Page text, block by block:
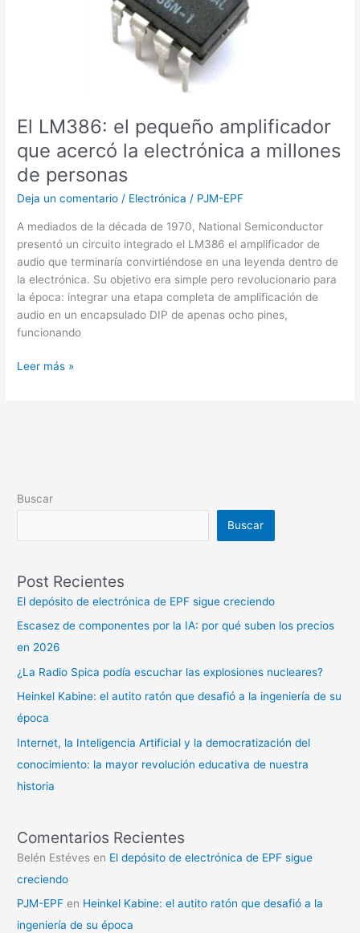
El LM386: el pequeño amplificador
que acercó la electrónica a millones
de personas
Deja un comentario / Electrónica / PJM-EPF
A mediados de la década de 1970, National Semiconductor
presentó un circuito integrado el LM386 el amplificador de
audio que terminaría convirtiéndose en una leyenda dentro de
la electrónica. Su objetivo era simple pero revolucionario para
la época: integrar una etapa completa de amplificación de
audio en un encapsulado DIP de apenas ocho pines,
funcionando
de
personas
Leer más »
Buscar
Buscar
Post Recientes
El depósito de electrónica de EPF sigue creciendo
Escasez de componentes por la IA: por qué suben los precios
en 2026
¿La Radio Spica podía escuchar las explosiones nucleares?
Heinkel Kabine: el autito ratón que desafió a la ingeniería de su
época
Internet, la Inteligencia Artificial y la democratización del
conocimiento: la mayor revolución educativa de nuestra
historia
Comentarios Recientes
Belén Estéves en El depósito de electrónica de EPF sigue
creciendo
PJM-EPF en Heinkel Kabine: el autito ratón que desafió a la
ingeniería de su época